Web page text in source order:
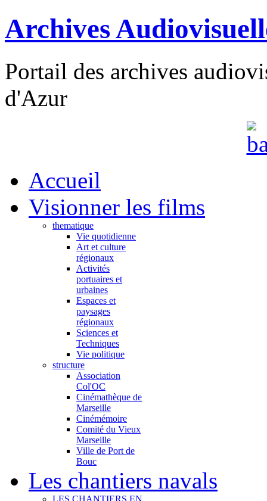
Archives
Portail des archives
d'Azur
Accueil
Visionner les films
thematique
Vie quotidienne
Art et culture
régionaux
Activités
portuaires et
urbaines
Espaces et
paysages
régionaux
Sciences et
Techniques
Vie politique
structure
Association
Col'OC
Cinémathèque de
Marseille
Cinémémoire
Comité du Vieux
Marseille
Ville de Port de
Bouc
Les chantiers navals
LES CHANTIERS EN